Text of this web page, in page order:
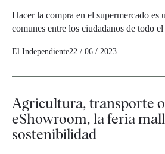
Hacer la compra en el supermercado es
comunes entre los ciudadanos de todo
El Independiente22 / 06 / 2023
Agricultura, transporte
eShowroom, la feria
sostenibilidad